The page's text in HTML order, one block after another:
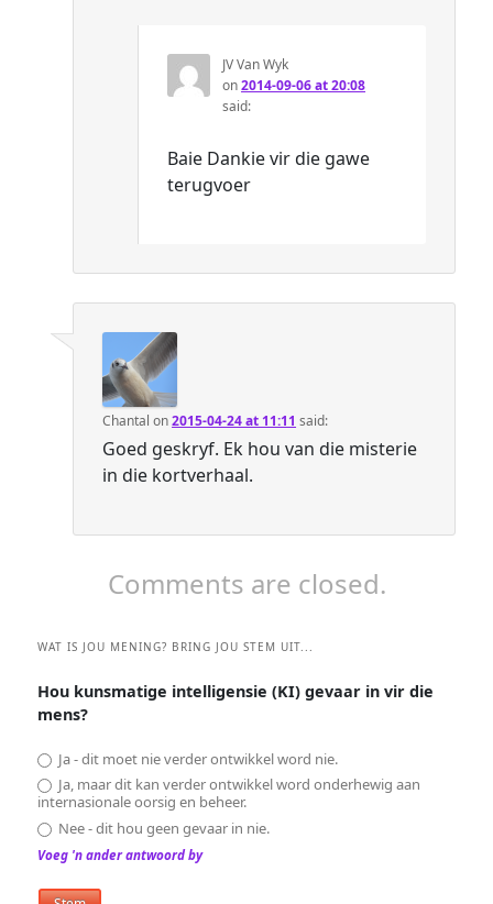
JV Van Wyk
on2014-09-06 at 20:08
said:
Baie Dankie vir die gawe
terugvoer
Chantal on2015-04-24 at 11:11 said:
Goed geskryf. Ek hou van die misterie
in die kortverhaal.
Comments are closed.
WAT IS JOU MENING? BRING JOU STEM UIT...
Hou kunsmatige intelligensie (KI) gevaar in vir die
mens?
Ja - dit moet nie verder ontwikkel word nie.
Ja, maar dit kan verder ontwikkel word onderhewig aan
internasionale oorsig en beheer.
Nee - dit hou geen gevaar in nie.
Voeg 'n ander antwoord by